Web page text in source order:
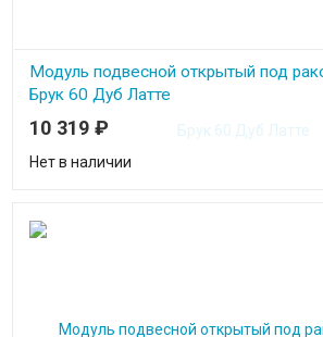
Модуль подвесной открытый под
Брук 60 Дуб Латте
10 319 ₽
Нет в наличии